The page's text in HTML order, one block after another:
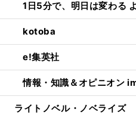
1日5分で、明日は変わる
kotoba
e!集英社
情報・知識＆オピニオン
ライトノベル・ノベライズ